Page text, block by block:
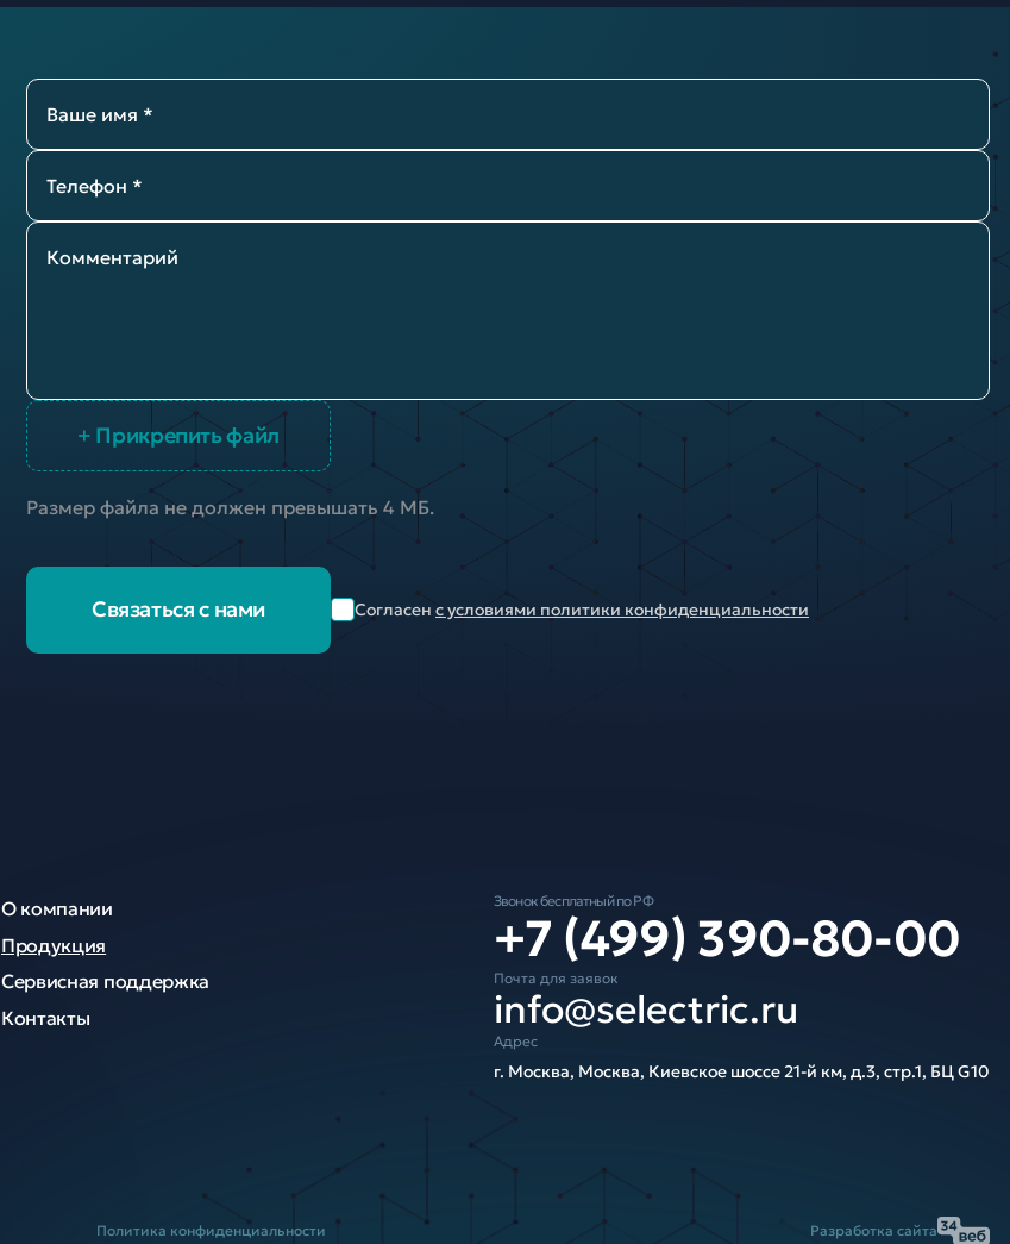
Ваше имя *
Телефон *
Комментарий
+ Прикрепить файл
Размер файла не должен превышать 4 МБ.
Согласен с условиями политики конфиденциальности
Связаться с нами
О компании
Продукция
Сервисная поддержка
Контакты
Звонок бесплатный по РФ
+7 (499) 390-80-00
Почта для заявок
info@selectric.ru
Адрес
г. Москва, Москва, Киевское шоссе 21-й км, д.3, стр.1, БЦ G10
Политика конфиденциальности Разработка сайта